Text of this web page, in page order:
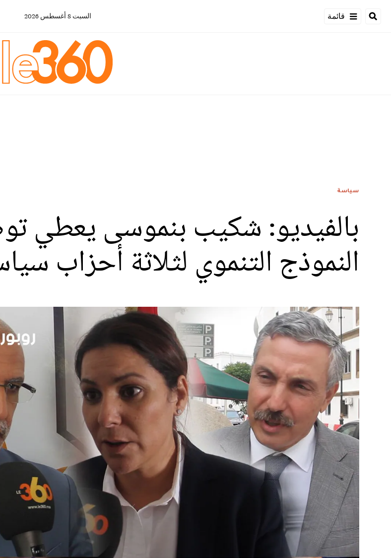
قائمة السبت 8 أغسطس 2026
سياسة
بالفيديو: شكيب بنموسى يعطي
النموذج التنموي لثلاثة أحزاب